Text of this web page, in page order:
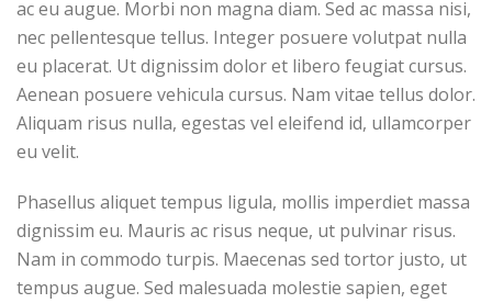
ac eu augue. Morbi non magna diam. Sed ac massa nisi,
nec pellentesque tellus. Integer posuere volutpat nulla
eu placerat. Ut dignissim dolor et libero feugiat cursus.
Aenean posuere vehicula cursus. Nam vitae tellus dolor.
Aliquam risus nulla, egestas vel eleifend id, ullamcorper
eu velit.
Phasellus aliquet tempus ligula, mollis imperdiet massa
dignissim eu. Mauris ac risus neque, ut pulvinar risus.
Nam in commodo turpis. Maecenas sed tortor justo, ut
tempus augue. Sed malesuada molestie sapien, eget